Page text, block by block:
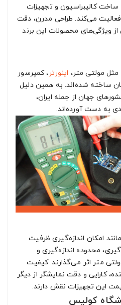
کالیبراسیون و تجهیزات
فعالیت می‌کند. طراحی مدرن، دقت
از ویژگی‌های محصولات این برند
مولتی متر، اینورتر ، کمپرسور
ساخته شده‌اند. به همین دلیل
جهان از جمله ایران،
به دست آورده‌اند.
امکان اندازه‌گیری ظرفیت
محدوده اندازه‌گیری و
متر اثر می‌گذارند. کیفیت
کارایی و دقت نمایشگر از دیگر
این تجهیزات نقش دارند.
کولیس